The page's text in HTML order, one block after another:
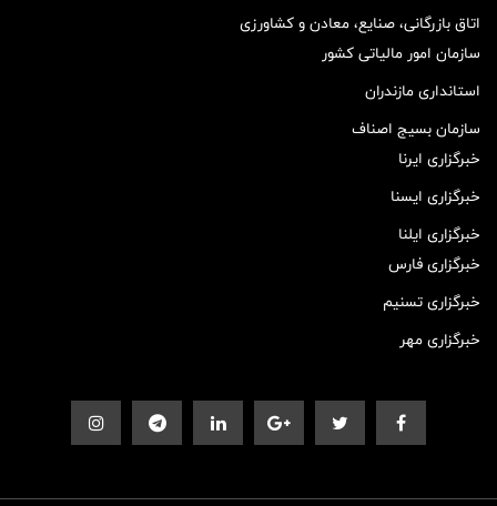
اتاق بازرگانی، صنایع، معادن و کشاورزی
سازمان امور مالیاتی کشور
استانداری مازندران
سازمان بسیج اصناف
خبرگزاری ایرنا
خبرگزاری ایسنا
خبرگزاری ایلنا
خبرگزاری فارس
خبرگزاری تسنیم
خبرگزاری مهر